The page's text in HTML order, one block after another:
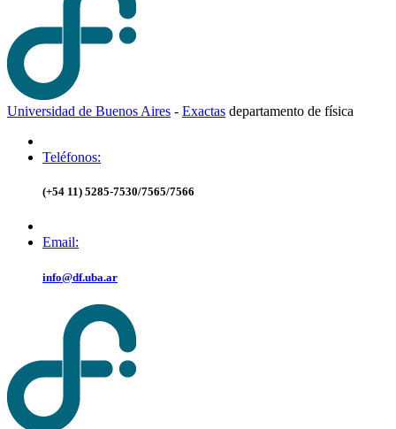
Universidad de Buenos Aires - Exactas departamento de física
Teléfonos:
(+54 11) 5285-7530/7565/7566
Email:
info@df.uba.ar